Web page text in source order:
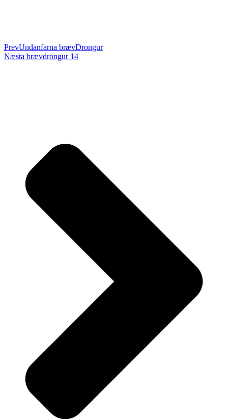
PrevUndanfarna brævDrongur
Næsta brævdrongur 14